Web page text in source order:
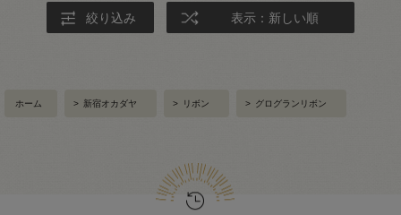
絞り込み 表示：新しい順
ホーム > 新宿オカダヤ > リボン > グログランリボン